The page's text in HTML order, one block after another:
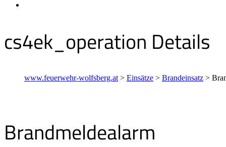
cs4ek_operation Details
www.feuerwehr-wolfsberg.at > Einsätze > Brandeinsatz >
Brandmeldealarm